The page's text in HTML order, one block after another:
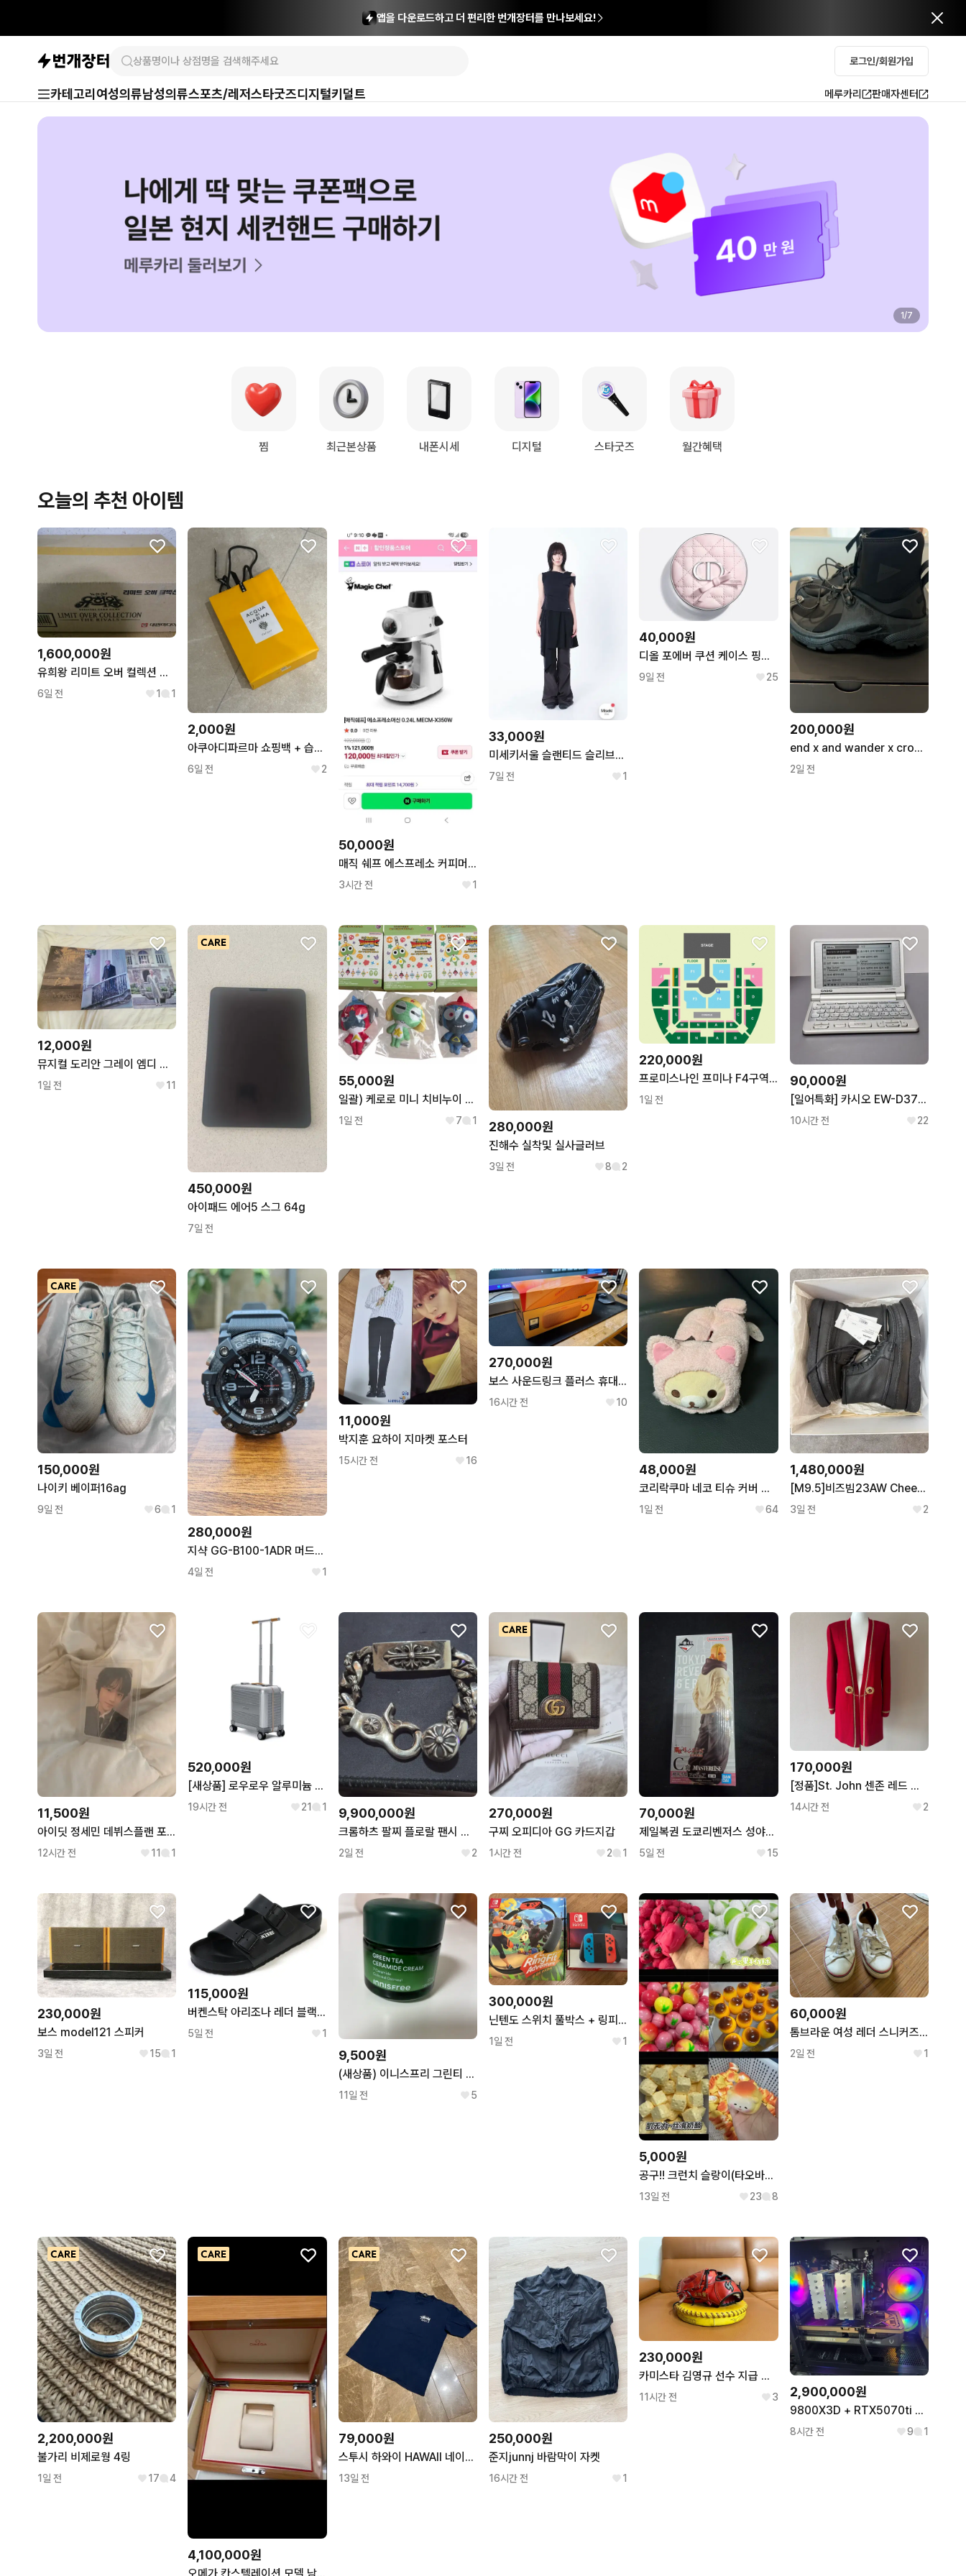
앱을 다운로드하고 더 편리한 번개장터를 만나보세요!
로그인/회원가입
카테고리 여성의류남성의류스포츠/레저스타굿즈디지털키덜트 메루카리 판매자센터
2/7
찜 최근본상품 내폰시세 디지털 스타굿즈 월간혜택
오늘의 추천 아이템
1,600,000원
유희왕 리미트 오버 컬렉션 더 라이벌즈 카톤 판매합니다
6일 전 1 1
2,000원
아쿠아디파르마 쇼핑백 + 습지 + 리본
6일 전 2
50,000원
매직 쉐프 에스프레소 커피머신기
3시간 전 1
33,000원
미세키서울 슬랜티드 슬리브리스 탑 블랙1
7일 전 1
40,000원
디올 포에버 쿠션 케이스 핑크보우
9일 전 25
200,000원
end x and wander x crocs tb black 240사이즈
2일 전
12,000원
뮤지컬 도리안 그레이 엠디 굿즈 L자 파일 김준수 시아준수
1일 전 11
450,000원
아이패드 에어5 스그 64g
7일 전
55,000원
일괄) 케로로 미니 치비누이 키링 인형 시크릿 케로로b
1일 전 7 1 280,000원
진해수 실착및 실사글러브
3일 전 8 2
220,000원
프로미스나인 프미나 F4구역 1열
1일 전
90,000원
[일어특화] 카시오 EW-D3700 전자사전
10시간 전 22
150,000원
나이키 베이퍼16ag
9일 전 6 1
280,000원
지샥 GG-B100-1ADR 머드마스터 S급 시계
4일 전 1
11,000원
박지훈 요하이 지마켓 포스터
15시간 전 16
270,000원
보스 사운드링크 플러스 휴대용 스피커 오렌지
16시간 전 10
48,000원
코리락쿠마 네코 티슈 커버 케이스 휴지 고양이 캣 인형 키링 후와후와
1일 전 64
1,480,000원
[M9.5]비즈빔23AW Cheekag Folk 치카그 포크 부츠
3일 전 2
11,500원
아이딧 정세민 데뷔스플랜 포토카드
12시간 전 11 1
520,000원
[새상품] 로우로우 알루미늄 캐리어 (17인치/실버/기내용)
19시간 전 21 1 9,900,000원
크롬하츠 팔찌 플로랄 팬시 클립 8링크
2일 전 2
270,000원
구찌 오피디아 GG 카드지갑
1시간 전 2 1
70,000원
제일복권 도쿄리벤저스 성야결전편 c상 류구지 켄 피규어
5일 전 15
170,000원
[정품]St. John 센존 레드 니트 가디건
14시간 전 2
230,000원
보스 model121 스피커
3일 전 15 1
115,000원
버켄스탁 아리조나 레더 블랙 - 레귤러 새상품
5일 전 1
9,500원
(새상품) 이니스프리 그린티 세라마이드 크림 50ml
11일 전 5
300,000원
닌텐도 스위치 풀박스 + 링피트
1일 전 1
5,000원
공구!! 크런치 슬랑이(타오바오)
13일 전 23 8
60,000원
톰브라운 여성 레더 스니커즈 운동화 230
2일 전 1
2,200,000원
불가리 비제로웡 4링
1일 전 17 4
4,100,000원
79,000원
스투시 하와이 HAWAII 네이비 반팔
13일 전
250,000원
준지junnj 바람막이 자켓
16시간 전 1
230,000원
카미스타 김영규 선수 지급 투수 야구 글러브
11시간 전 3 2,900,000원
9800X3D + RTX5070ti 고성능 게이밍 컴퓨터 본체
8시간 전 9 1